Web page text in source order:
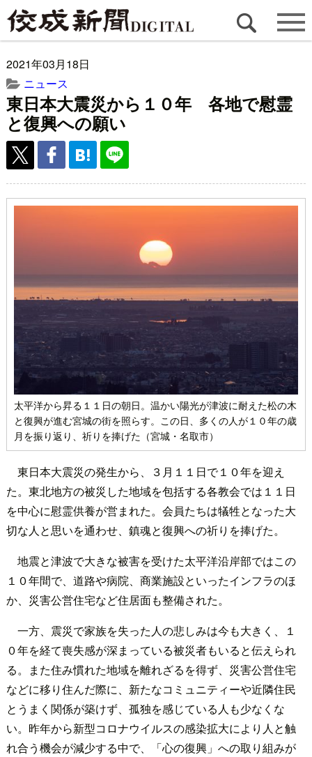
2021年03月18日
ニュース
東日本大震災から１０年 各地で慰霊
と復興への願い
太平洋から昇る１１日の朝日。温かい陽光が津波に耐えた松の木
と復興が進む宮城の街を照らす。この日、多くの人が１０年の歳
月を振り返り、祈りを捧げた（宮城・名取市）
東日本大震災の発生から、３月１１日で１０年を迎え
た。東北地方の被災した地域を包括する各教会では１１日
を中心に慰霊供養が営まれた。会員たちは犠牲となった大
切な人と思いを通わせ、鎮魂と復興への祈りを捧げた。
地震と津波で大きな被害を受けた太平洋沿岸部ではこの
１０年間で、道路や病院、商業施設といったインフラのほ
か、災害公営住宅など住居面も整備された。
一方、震災で家族を失った人の悲しみは今も大きく、１
０年を経て喪失感が深まっている被災者もいると伝えられ
る。また住み慣れた地域を離れざるを得ず、災害公営住宅
などに移り住んだ際に、新たなコミュニティーや近隣住民
とうまく関係が築けず、孤独を感じている人も少なくな
い。昨年から新型コロナウイルスの感染拡大により人と触
れ合う機会が減少する中で、「心の復興」への取り組みが